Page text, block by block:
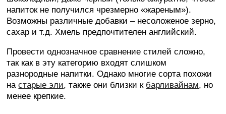
напиток не получился чрезмерно «жареным»).
Возможны различные добавки – несоложеное зерно,
сахар и т.д. Хмель предпочтителен английский.
Провести однозначное сравнение стилей сложно,
так как в эту категорию входят слишком
разнородные напитки. Однако многие сорта похожи
настарые эли, также они близки к барливайнам, но
менее крепкие.